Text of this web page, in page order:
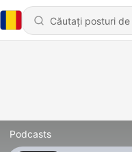
Podcasts